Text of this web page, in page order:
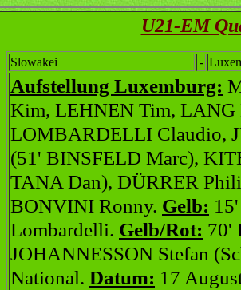
U21-EM
Slowakei -
Aufstellung Luxemburg:
Kim, LEHNEN Tim,
LOMBARDELLI Claudio,
(51' BINSFELD Marc),
TANA Dan), DÜRRER
BONVINI Ronny. Gelb:
Lombardelli. Gelb/Rot: 70'
JOHANNESSON Stefan
National. Datum: 17